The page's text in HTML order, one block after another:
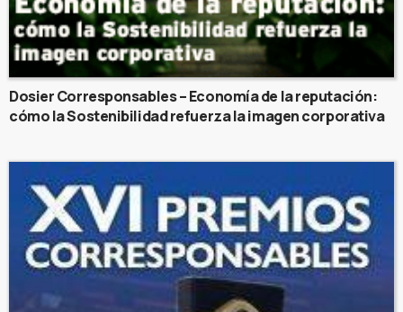
Dosier Corresponsables – Economía de la reputación:
cómo la Sostenibilidad refuerza la imagen corporativa